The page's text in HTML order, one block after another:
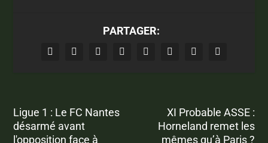
PARTAGER:
Ligue 1 : Le FC Nantes
désarmé avant
l'opposition face à
XI Probable ASSE :
Horneland remet les
mêmes qu’à Paris ?